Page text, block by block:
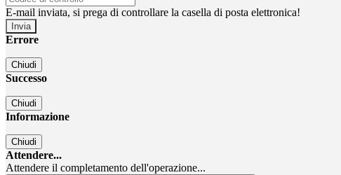
E-mail inviata, si prega di controllare la casella di posta elettronica!
Errore
Chiudi
Successo
Chiudi
Informazione
Chiudi
Attendere...
Attendere il completamento dell'operazione...